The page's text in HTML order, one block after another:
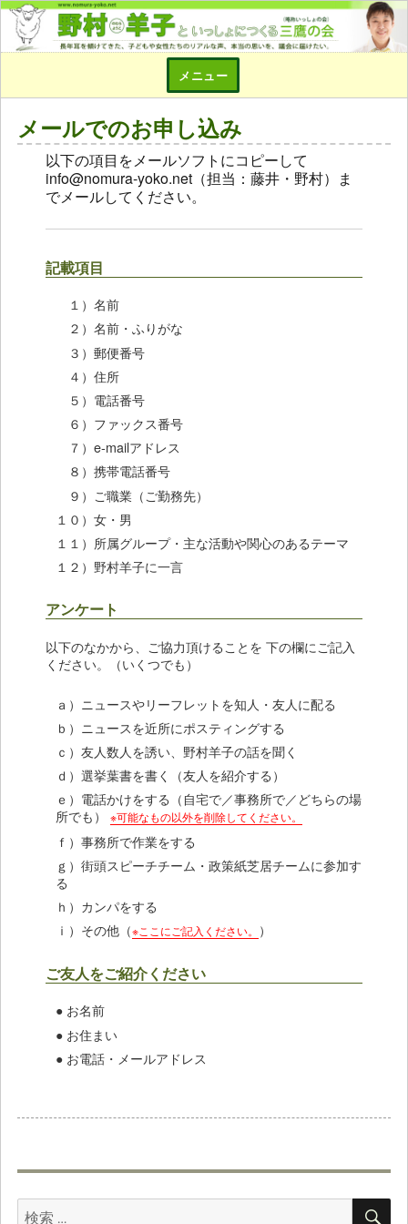
メニュー
メールでのお申し込み
以下の項目をメールソフトにコピーして
info@nomura-yoko.net（担当：藤井・野村）ま
でメールしてください。
記載項目
１）名前
２）名前・ふりがな
３）郵便番号
４）住所
５）電話番号
６）ファックス番号
７）e-mailアドレス
８）携帯電話番号
９）ご職業（ご勤務先）
１０）女・男
１１）所属グループ・主な活動や関心のあるテーマ
１２）野村羊子に一言
アンケート
以下のなかから、ご協力頂けることを 下の欄にご記入
ください。（いくつでも）
ａ）ニュースやリーフレットを知人・友人に配る
ｂ）ニュースを近所にポスティングする
ｃ）友人数人を誘い、野村羊子の話を聞く
ｄ）選挙葉書を書く（友人を紹介する）
ｅ）電話かけをする（自宅で／事務所で／どちらの場
所でも）
※可能なもの以外を削除してください。
ｆ）事務所で作業をする
ｇ）街頭スピーチチーム・政策紙芝居チームに参加す
る
ｈ）カンパをする
ｉ）その他（※ここにご記入ください。 ）
ご友人をご紹介ください
● お名前
● お住まい
● お電話・メールアドレス
検
検